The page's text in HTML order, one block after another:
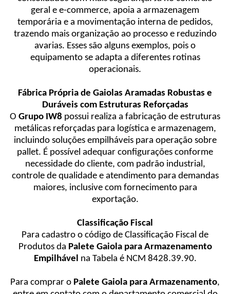
geral e e-commerce, apoia a armazenagem
temporária e a movimentação interna de pedidos,
trazendo mais organização ao processo e reduzindo
avarias. Esses são alguns exemplos, pois o
equipamento se adapta a diferentes rotinas
operacionais.
Fábrica Própria de Gaiolas Aramadas Robustas e
Duráveis com Estruturas Reforçadas
O Grupo IW8 possui realiza a fabricação de estruturas
metálicas reforçadas para logística e armazenagem,
incluindo soluções empilháveis para operação sobre
pallet. É possível adequar configurações conforme
necessidade do cliente, com padrão industrial,
controle de qualidade e atendimento para demandas
maiores, inclusive com fornecimento para
exportação.
Classificação Fiscal
Para cadastro o código de Classificação Fiscal de
Produtos da Palete Gaiola para Armazenamento
Empilhável na Tabela é NCM 8428.39.90.
Para comprar o Palete Gaiola para Armazenamento,